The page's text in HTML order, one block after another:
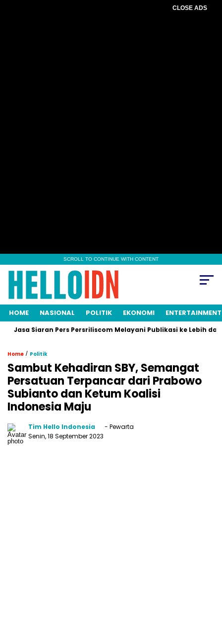
CLOSE ADS
SCROLL TO CONTINUE WITH CONTENT
HOME NASIONAL POLITIK EKONOMI ENTERTAINMENT
Siaran Pers Persriliscom Melayani Publikasi ke Lebih dari 150
Home / Politik
Sambut Kehadiran SBY, Semangat
Persatuan Terpancar dari Prabowo
Subianto dan Ketum Koalisi
Indonesia Maju
Tim Hello Indonesia
- Pewarta
Senin, 18 September 2023